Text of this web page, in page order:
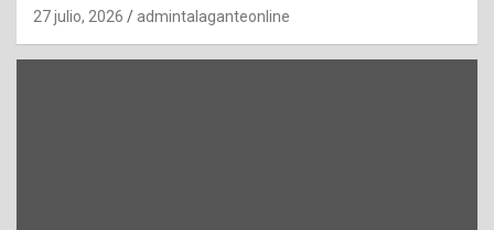
27 julio, 2026 admintalaganteonline